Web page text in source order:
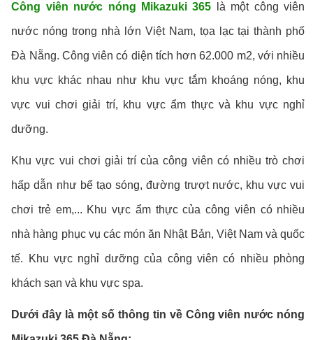
Công viên nước nóng Mikazuki 365 là một công viên
nước nóng trong nhà lớn Việt Nam, tọa lạc tại thành phố
Đà Nẵng. Công viên có diện tích hơn 62.000 m2, với nhiều
khu vực khác nhau như khu vực tắm khoáng nóng, khu
vực vui chơi giải trí, khu vực ẩm thực và khu vực nghỉ
dưỡng.
Khu vực vui chơi giải trí của công viên có nhiều trò chơi
hấp dẫn như bể tạo sóng, đường trượt nước, khu vực vui
chơi trẻ em,... Khu vực ẩm thực của công viên có nhiều
nhà hàng phục vụ các món ăn Nhật Bản, Việt Nam và quốc
tế. Khu vực nghỉ dưỡng của công viên có nhiều phòng
khách sạn và khu vực spa.
Dưới đây là một số thông tin về Công viên nước nóng